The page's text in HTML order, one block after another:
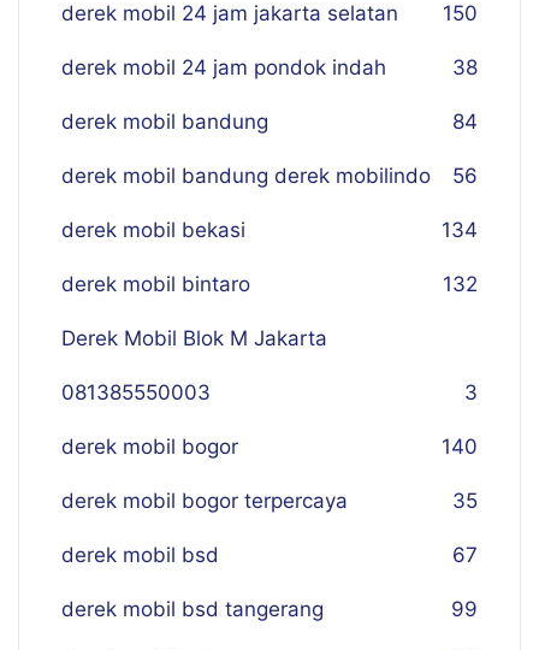
derek mobil 24 jam jakarta selatan 150
derek mobil 24 jam pondok indah 38
derek mobil bandung 84
derek mobil bandung derek mobilindo 56
derek mobil bekasi 134
derek mobil bintaro 132
Derek Mobil Blok M Jakarta
081385550003 3
derek mobil bogor 140
derek mobil bogor terpercaya 35
derek mobil bsd 67
derek mobil bsd tangerang 99